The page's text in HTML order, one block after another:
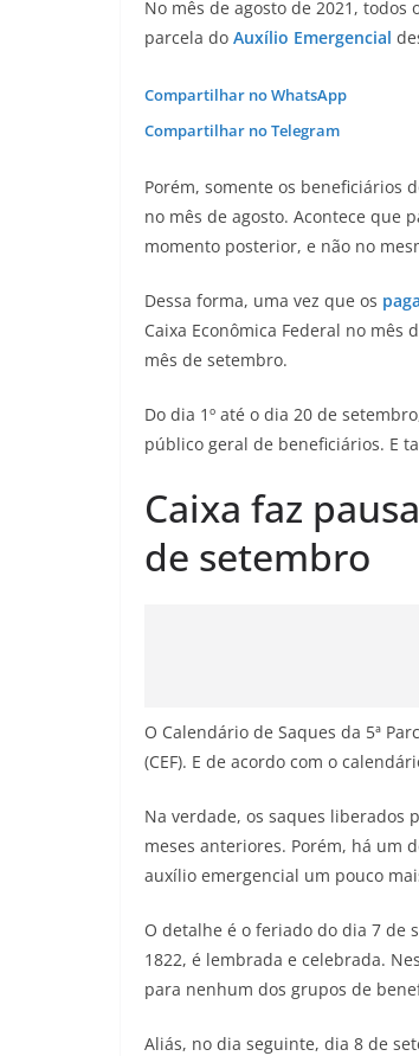
No mês de agosto de 2021,
parcela do Auxílio Emergencial
Compartilhar no WhatsApp
Compartilhar no Telegram
Porém, somente os beneficiários
no mês de agosto. Acontece que
momento posterior, e não no
Dessa forma, uma vez que os
Caixa Econômica Federal no
mês de setembro.
Do dia 1º até o dia 20 de
público geral de beneficiários. E
Caixa faz
de setembro
O Calendário de Saques da 5ª
(CEF). E de acordo com o
Na verdade, os saques liberados
meses anteriores. Porém, há um
auxílio emergencial um pouco
O detalhe é o feriado do dia 7 de
1822, é lembrada e celebrada.
para nenhum dos grupos de
Aliás, no dia seguinte, dia 8 de